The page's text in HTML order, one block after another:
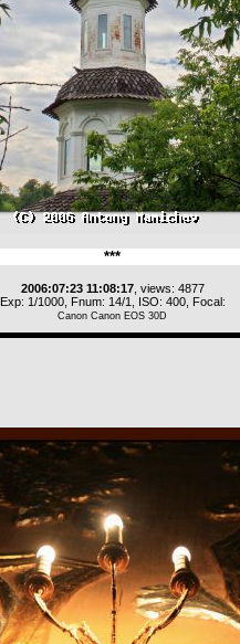
***
2006:07:23 11:08:17, views: 4877
Exp: 1/1000, Fnum: 14/1, ISO: 400, Focal:
Canon Canon EOS 30D